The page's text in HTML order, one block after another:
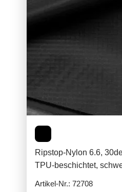
Ripstop-Nylon 6.6,
TPU-beschichtet,
Artikel-Nr.: 72708